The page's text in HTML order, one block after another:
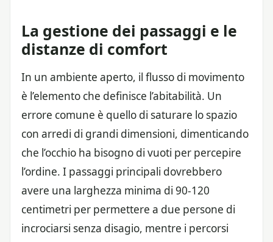
La gestione dei passaggi e le
distanze di comfort
In un ambiente aperto, il flusso di movimento
è l’elemento che definisce l’abitabilità. Un
errore comune è quello di saturare lo spazio
con arredi di grandi dimensioni, dimenticando
che l’occhio ha bisogno di vuoti per percepire
l’ordine. I passaggi principali dovrebbero
avere una larghezza minima di 90-120
centimetri per permettere a due persone di
incrociarsi senza disagio, mentre i percorsi